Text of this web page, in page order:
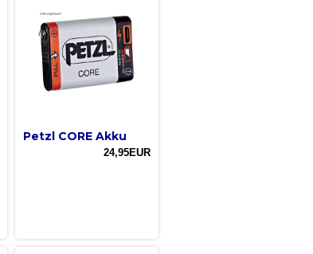
Petzl CORE Akku
24,95EUR